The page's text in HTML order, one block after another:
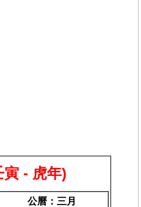
寅 - 虎年)
公曆：三月